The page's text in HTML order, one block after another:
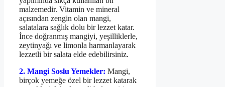
malzemedir. Vitamin ve mineral
açısından zengin olan mangi,
salatalara sağlık dolu bir lezzet katar.
İnce doğranmış mangiyi, yeşilliklerle,
zeytinyağı ve limonla harmanlayarak
lezzetli bir salata elde edebilirsiniz.
2. Mangi Soslu Yemekler: Mangi,
birçok yemeğe özel bir lezzet katarak